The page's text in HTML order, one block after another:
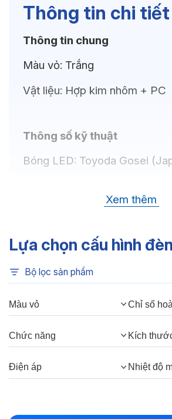
Thông tin chi tiết
Thông tin chung
Màu vỏ: Trắng
Vật liệu: Hợp kim nhôm + PC
Thông số kỹ thuật
Bóng LED: Toyoda Gosei
Chỉ số hoàn màu:CRI80
Quang thông:
5000lm(C),
4840lm(W)
Thông số Điện & Lắp đặt
Kiểu lắp đặt:Đuôi vặn E27
Kích thước
Ø125x221mm
Xem thêm
Lựa chọn cấu hình đèn
Bộ lọc sản phẩm
Màu vỏ Chỉ số
Chức năng Kích
Điện áp Nhiệt độ